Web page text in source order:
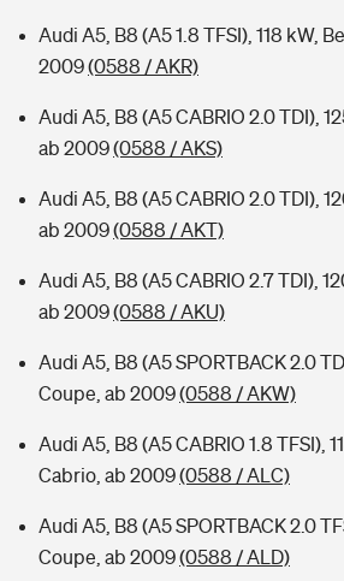
Audi A5, B8 (A5 1.8 TFSI), 118 kW,
2009(0588 / AKR)
Audi A5, B8 (A5 CABRIO 2.0 TDI),
ab 2009(0588 / AKS)
Audi A5, B8 (A5 CABRIO 2.0 TDI),
ab 2009(0588 / AKT)
Audi A5, B8 (A5 CABRIO 2.7 TDI),
ab 2009(0588 / AKU)
Audi A5, B8 (A5 SPORTBACK 2.0
Coupe, ab 2009(0588 / AKW)
Audi A5, B8 (A5 CABRIO 1.8 TFSI),
Cabrio, ab 2009(0588 / ALC)
Audi A5, B8 (A5 SPORTBACK 2.0
Coupe, ab 2009(0588 / ALD)